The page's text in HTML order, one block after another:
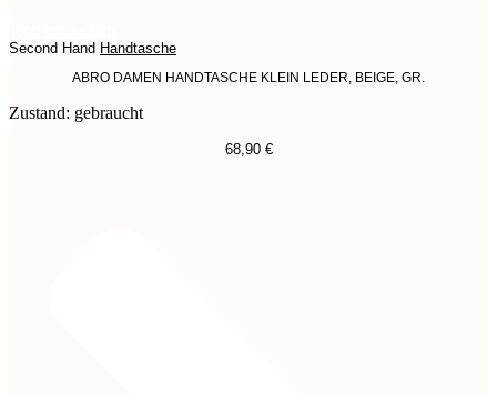
Second Hand Handtasche
ABRO DAMEN HANDTASCHE KLEIN LEDER, BEIGE, GR.
Zustand: gebraucht
68,90 €